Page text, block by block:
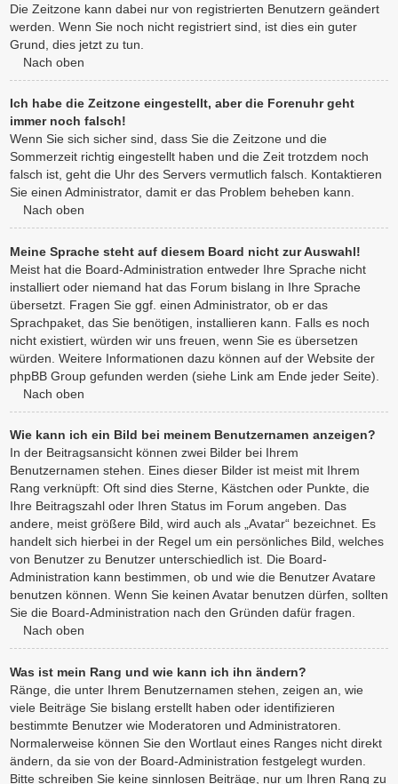
Die Zeitzone kann dabei nur von registrierten Benutzern geändert
werden. Wenn Sie noch nicht registriert sind, ist dies ein guter
Grund, dies jetzt zu tun.
Nach oben
Ich habe die Zeitzone eingestellt, aber die Forenuhr geht
immer noch falsch!
Wenn Sie sich sicher sind, dass Sie die Zeitzone und die
Sommerzeit richtig eingestellt haben und die Zeit trotzdem noch
falsch ist, geht die Uhr des Servers vermutlich falsch. Kontaktieren
Sie einen Administrator, damit er das Problem beheben kann.
Nach oben
Meine Sprache steht auf diesem Board nicht zur Auswahl!
Meist hat die Board-Administration entweder Ihre Sprache nicht
installiert oder niemand hat das Forum bislang in Ihre Sprache
übersetzt. Fragen Sie ggf. einen Administrator, ob er das
Sprachpaket, das Sie benötigen, installieren kann. Falls es noch
nicht existiert, würden wir uns freuen, wenn Sie es übersetzen
würden. Weitere Informationen dazu können auf der Website der
phpBB Group gefunden werden (siehe Link am Ende jeder Seite).
Nach oben
Wie kann ich ein Bild bei meinem Benutzernamen anzeigen?
In der Beitragsansicht können zwei Bilder bei Ihrem
Benutzernamen stehen. Eines dieser Bilder ist meist mit Ihrem
Rang verknüpft: Oft sind dies Sterne, Kästchen oder Punkte, die
Ihre Beitragszahl oder Ihren Status im Forum angeben. Das
andere, meist größere Bild, wird auch als „Avatar“ bezeichnet. Es
handelt sich hierbei in der Regel um ein persönliches Bild, welches
von Benutzer zu Benutzer unterschiedlich ist. Die Board-
Administration kann bestimmen, ob und wie die Benutzer Avatare
benutzen können. Wenn Sie keinen Avatar benutzen dürfen, sollten
Sie die Board-Administration nach den Gründen dafür fragen.
Nach oben
Was ist mein Rang und wie kann ich ihn ändern?
Ränge, die unter Ihrem Benutzernamen stehen, zeigen an, wie
viele Beiträge Sie bislang erstellt haben oder identifizieren
bestimmte Benutzer wie Moderatoren und Administratoren.
Normalerweise können Sie den Wortlaut eines Ranges nicht direkt
ändern, da sie von der Board-Administration festgelegt wurden.
Bitte schreiben Sie keine sinnlosen Beiträge, nur um Ihren Rang zu